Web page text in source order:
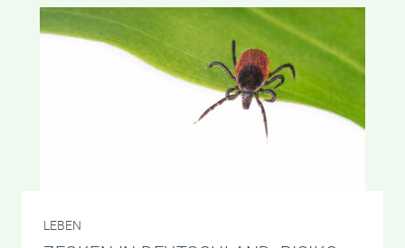
LEBEN